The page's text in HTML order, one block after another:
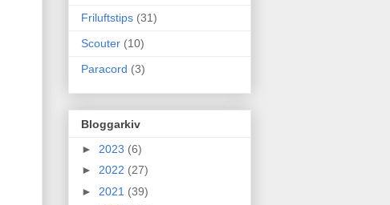
Friluftstips (31)
Scouter (10)
Paracord (3)
Bloggarkiv
► 2023 (6)
► 2022 (27)
► 2021 (39)